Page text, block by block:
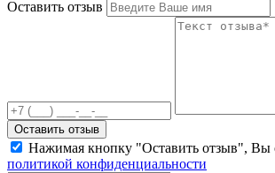
Оставить отзыв
Оставить отзыв
Нажимая кнопку "Оставить отзыв", Вы
политикой конфиденциальности